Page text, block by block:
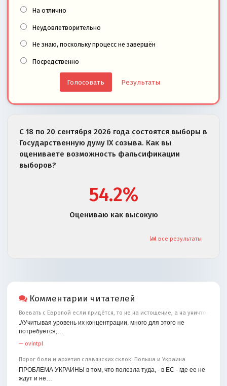
На отлично
Неудовлетворительно
Не знаю, поскольку процесс не завершён
Посредственно
Результаты
С 18 по 20 сентября 2026 года состоятся выборы в
Государственную думу IX созыва. Как вы
оцениваете возможность фальсификации
выборов?
54.2%
Оцениваю как высокую
все результаты
Комментарии читателей
Воевать с Европой если придётся, то не на истощение, а на уничтожение
.//Учитывая уровень их концентрации, много для этого не
потребуется;…
— ovintpl
Порог боли и архетип славянских склок: Польша и Украина
ПРОБЛЕМА УКРАИНЫ в том, что полезла туда, - в ЕС - где ее не
ждут и не…